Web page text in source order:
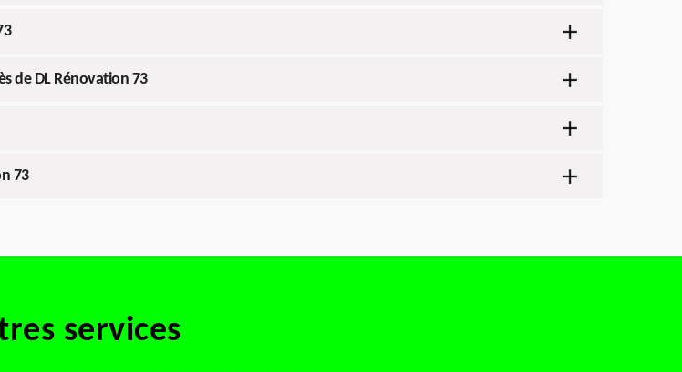
de DL Rénovation 73
73
services